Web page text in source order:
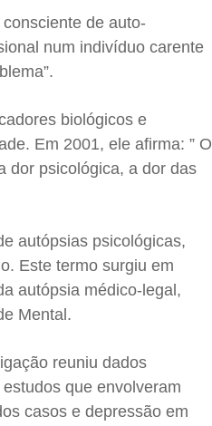
de auto-
num indivíduo carente
biológicos e
Em 2001, ele afirma: ” O
dor psicológica, a dor das
autópsias psicológicas,
Este termo surgiu em
autópsia médico-legal,
Mental.
reuniu dados
que envolveram
casos e depressão em